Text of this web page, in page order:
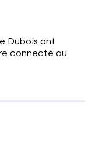
Dubois ont
connecté au